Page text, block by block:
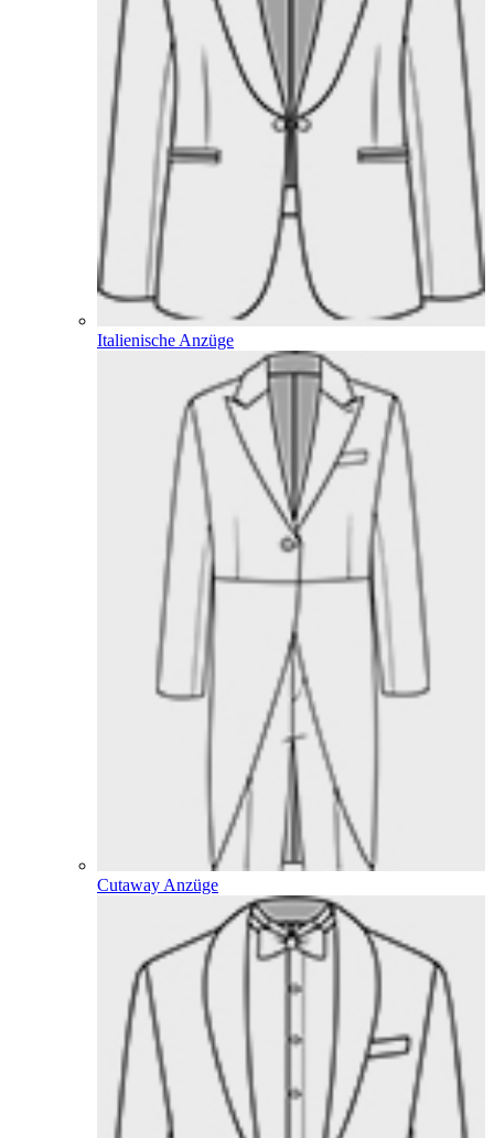
Italienische Anzüge
Cutaway Anzüge